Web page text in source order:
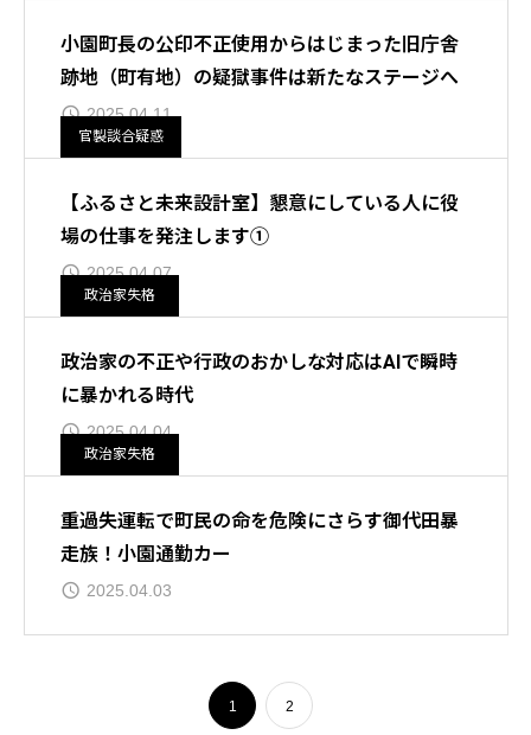
小園町長の公印不正使用からはじまった旧庁舎
跡地（町有地）の疑獄事件は新たなステージへ
2025.04.11
官製談合疑惑
【ふるさと未来設計室】懇意にしている人に役
場の仕事を発注します①
2025.04.07
政治家失格
政治家の不正や行政のおかしな対応はAIで瞬時
に暴かれる時代
2025.04.04
政治家失格
重過失運転で町民の命を危険にさらす御代田暴
走族！小園通勤カー
2025.04.03
1 2